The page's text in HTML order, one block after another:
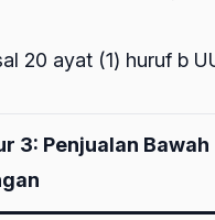
20 ayat (1) huruf b
3: Penjualan Bawah